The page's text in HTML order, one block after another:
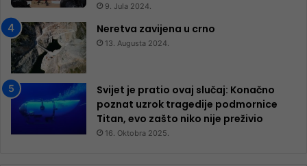
9. Jula 2024.
Neretva zavijena u crno
13. Augusta 2024.
Svijet je pratio ovaj slučaj: Konačno
poznat uzrok tragedije podmornice
Titan, evo zašto niko nije preživio
16. Oktobra 2025.